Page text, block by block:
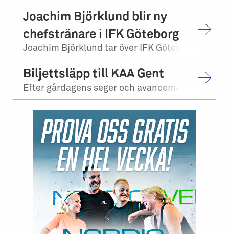
Joachim Björklund blir ny
chefstränare i IFK Göteborg
Biljettsläpp till KAA Gent